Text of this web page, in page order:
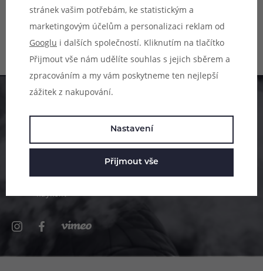
pletivo, horní plnění, vhodné pro
MTL/RDL vaping, 1ks v balení.
Není skladem online
89 Kč
Pomůžeme vám s výběrem
483 51 51 31
Po–Pá: 09:00–17:00
info@ejuice.cz
kdykoliv
stránek vašim potřebám, ke statistickým a
marketingovým účelům a personalizaci reklam od
Googlu i dalších společností. Kliknutím na tlačítko
Přijmout vše nám udělíte souhlas s jejich sběrem a
zpracováním a my vám poskytneme ten nejlepší
zážitek z nakupování.
Nastavení
Přijmout vše